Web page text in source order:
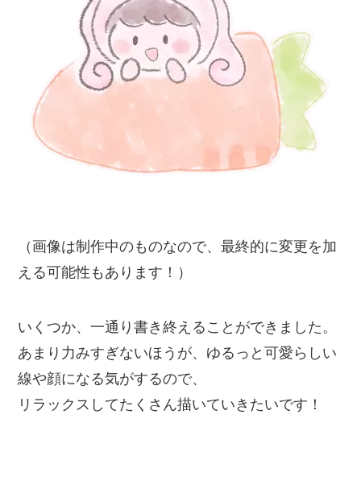
（画像は制作中のものなので、最終的に変更を加
える可能性もあります！）
いくつか、一通り書き終えることができました。
あまり力みすぎないほうが、ゆるっと可愛らしい
線や顔になる気がするので、
リラックスしてたくさん描いていきたいです！